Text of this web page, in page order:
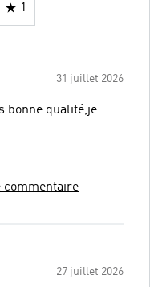
1
31 juillet 2026
bonne qualité,je
commentaire
27 juillet 2026